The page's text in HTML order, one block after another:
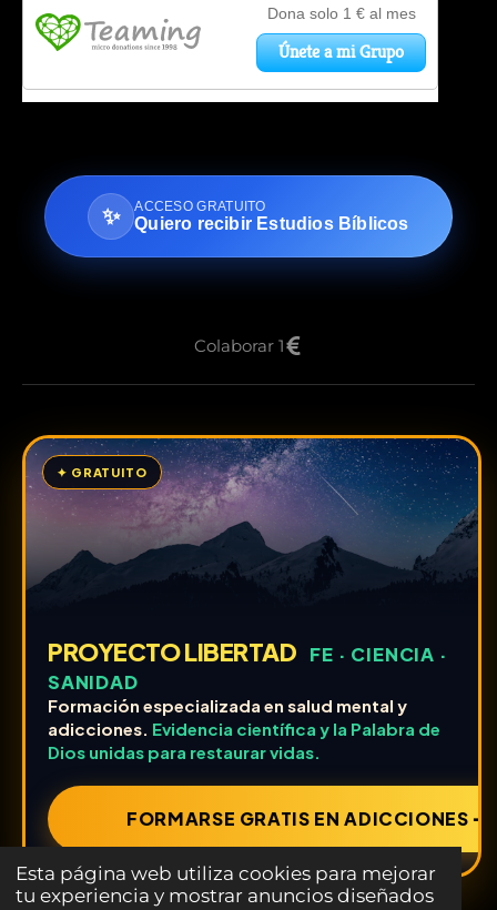
Esta página web utiliza cookies para mejorar
tu experiencia y mostrar anuncios diseñados
✨ ACCESO GRATUITO
Quiero recibir Estudios Bíblicos
Colaborar 1
✦ GRATUITO
PROYECTO LIBERTAD
FE · CIENCIA ·
SANIDAD
Formación especializada en salud mental y
adicciones. Evidencia científica y la Palabra de
Dios unidas para restaurar vidas.
FORMARSE GRATIS EN ADICCIONES ➔